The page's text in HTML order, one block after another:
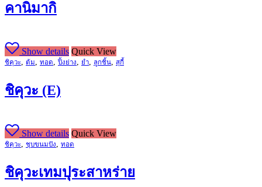
คานิมากิ
Show details Quick View
ชิคุวะ ต้ม ทอด ,ปิ้งย่าง ยำ ลูกชิ้น สุกี้
ชิคุวะ (E)
Show details Quick View
ชิคุวะ ชุบขนมปัง ทอด
ชิคุวะเทมปุระสาหร่าย